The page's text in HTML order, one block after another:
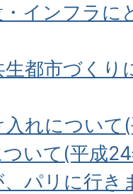
インフラに
都市づく
れについて
いて(平成
パリに行き